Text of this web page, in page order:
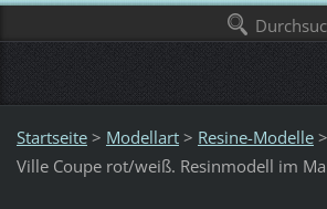
Startseite > Modellart > Resine-Modelle >
Ville Coupe rot/weiß. Resinmodell im